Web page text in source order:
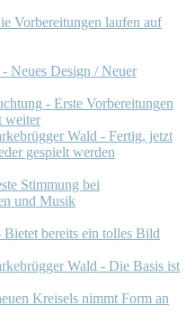
Vorbereitungen laufen auf
Neues Design / Neuer
- Erste Vorbereitungen
weiter
Wald - Fertig, jetzt
gespielt werden
Stimmung bei
und Musik
Bietet bereits ein tolles Bild
Wald - Die Basis ist
Kreisels nimmt Form an